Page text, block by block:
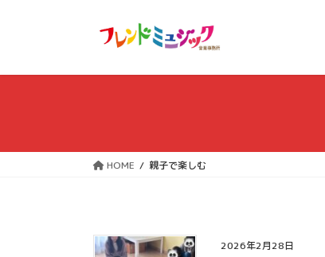
HOME 親子で楽しむ
2026年2月28日